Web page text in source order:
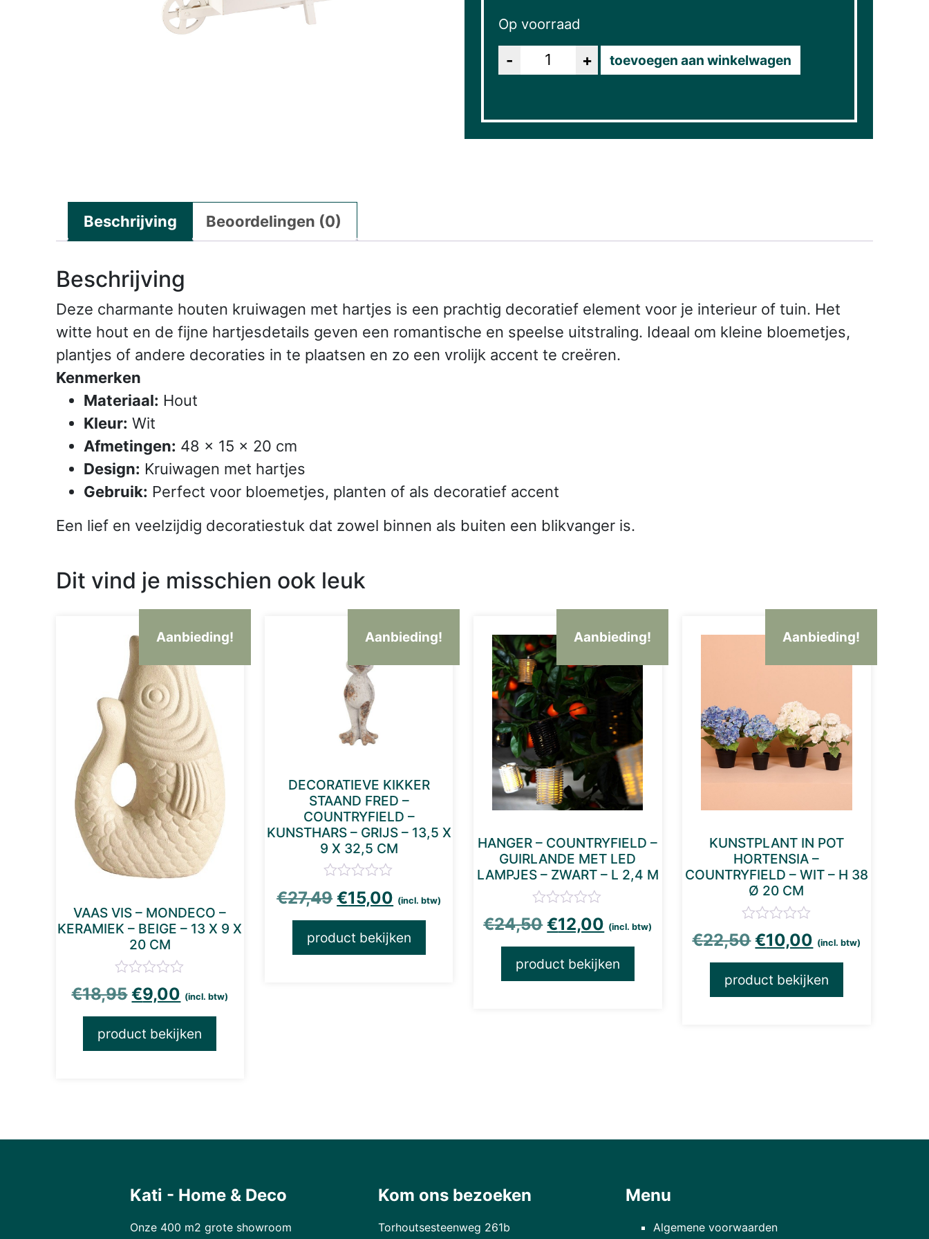
Op voorraad
Aantal toevoegen aan winkelwagen
Beschrijving Beoordelingen (0)
Beschrijving
Deze charmante houten kruiwagen met hartjes is een prachtig decoratief element voor je interieur of tuin. Het
witte hout en de fijne hartjesdetails geven een romantische en speelse uitstraling. Ideaal om kleine bloemetjes,
plantjes of andere decoraties in te plaatsen en zo een vrolijk accent te creëren.
Kenmerken
Materiaal: Hout
Kleur: Wit
Afmetingen: 48 × 15 × 20 cm
Design: Kruiwagen met hartjes
Gebruik: Perfect voor bloemetjes, planten of als decoratief accent
Een lief en veelzijdig decoratiestuk dat zowel binnen als buiten een blikvanger is.
Dit vind je misschien ook leuk
Aanbieding!
VAAS VIS – MONDECO –
KERAMIEK – BEIGE – 13 X 9 X
20 CM
€18,95Oorspronkelijke prijs was: €18,95.
€9,00 Huidige prijs is: €9,00.
(incl. btw)
product bekijken
Aanbieding!
DECORATIEVE KIKKER
STAAND FRED –
COUNTRYFIELD –
KUNSTHARS – GRIJS – 13,5 X
9 X 32,5 CM
€27,49 Oorspronkelijke prijs was: €27,49.
€15,00 Huidige prijs is: €15,00.
(incl. btw)
product bekijken
Aanbieding!
HANGER – COUNTRYFIELD –
GUIRLANDE MET LED
LAMPJES – ZWART – L 2,4 M
€24,50Oorspronkelijke prijs was: €24,50.
€12,00 Huidige prijs is: €12,00.
(incl. btw)
product bekijken
Aanbieding!
KUNSTPLANT IN POT
HORTENSIA –
COUNTRYFIELD – WIT – H 38
Ø 20 CM
€22,50Oorspronkelijke prijs
€10,00 Huidige prijs
(incl. btw)
product bekijken
Kati - Home & Deco
Onze 400 m2 grote showroom
Kom ons bezoeken
Torhoutsesteenweg 261b
Menu
Algemene voorwaarden